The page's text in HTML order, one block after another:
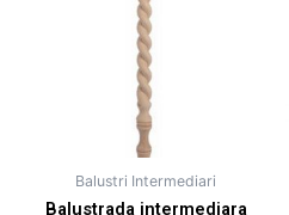
Balustri Intermediari
Balustrada intermediara